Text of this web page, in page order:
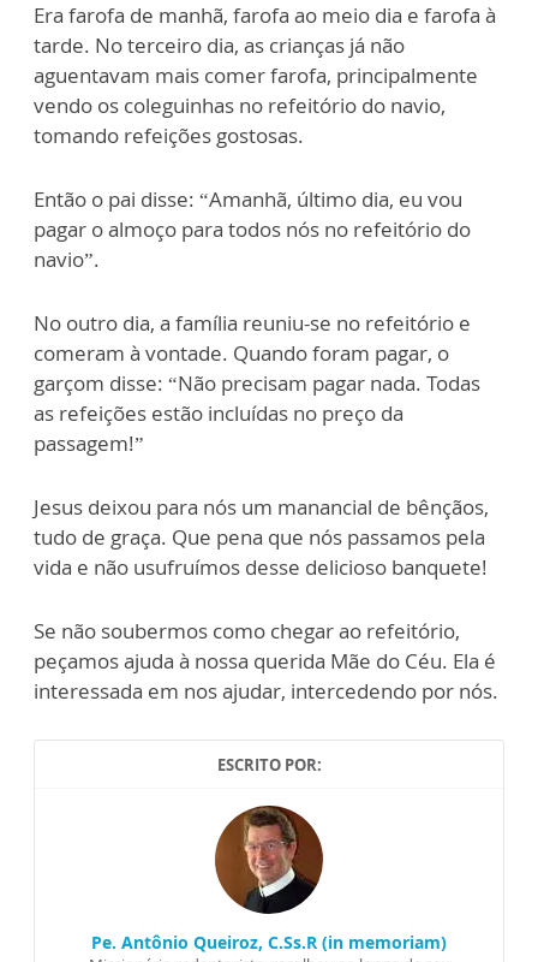
Era farofa de manhã, farofa ao meio dia e farofa à
tarde. No terceiro dia, as crianças já não
aguentavam mais comer farofa, principalmente
vendo os coleguinhas no refeitório do navio,
tomando refeições gostosas.
Então o pai disse: “Amanhã, último dia, eu vou
pagar o almoço para todos nós no refeitório do
navio”.
No outro dia, a família reuniu-se no refeitório e
comeram à vontade. Quando foram pagar, o
garçom disse: “Não precisam pagar nada. Todas
as refeições estão incluídas no preço da
passagem!”
Jesus deixou para nós um manancial de bênçãos,
tudo de graça. Que pena que nós passamos pela
vida e não usufruímos desse delicioso banquete!
Se não soubermos como chegar ao refeitório,
peçamos ajuda à nossa querida Mãe do Céu. Ela é
interessada em nos ajudar, intercedendo por nós.
ESCRITO POR:
Pe. Antônio Queiroz, C.Ss.R (in memoriam)